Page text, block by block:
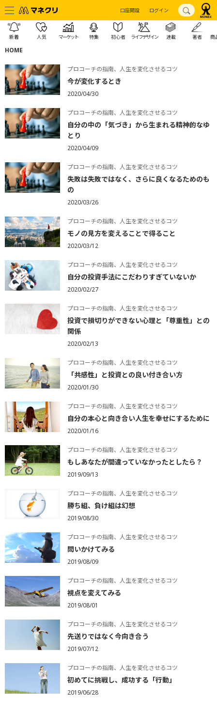
口座開設 ログイン
新着 人気 マーケット 特集 初心者 ライフデザイン 連載 著者 商
HOME
プロコーチの指南、人生を変化させるコツ
今が変化するとき
2020/04/30
プロコーチの指南、人生を変化させるコツ
自分の中の「気づき」から生まれる精神的なゆ
とり
2020/04/09
プロコーチの指南、人生を変化させるコツ
失敗は失敗ではなく、さらに良くなるためのも
の
2020/03/26
プロコーチの指南、人生を変化させるコツ
モノの見方を変えることで得ること
2020/03/12
プロコーチの指南、人生を変化させるコツ
自分の投資手法にこだわりすぎていないか
2020/02/27
プロコーチの指南、人生を変化させるコツ
投資で損切りができない心理と「尊重性」との
関係
2020/02/13
プロコーチの指南、人生を変化させるコツ
「共感性」と投資との良い付き合い方
2020/01/30
プロコーチの指南、人生を変化させるコツ
自分の本心と向き合い人生を幸せにするために
2020/01/16
プロコーチの指南、人生を変化させるコツ
もしあなたが間違っていなかったとしたら？
2019/09/13
プロコーチの指南、人生を変化させるコツ
勝ち組、負け組は幻想
2019/08/30
プロコーチの指南、人生を変化させるコツ
問いかけてみる
2019/08/09
プロコーチの指南、人生を変化させるコツ
視点を変えてみる
2019/08/01
プロコーチの指南、人生を変化させるコツ
先送りではなく今向き合う
2019/07/12
プロコーチの指南、人生を変化させるコツ
初めてに挑戦し、成功する「行動」
2019/06/28